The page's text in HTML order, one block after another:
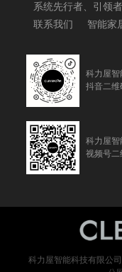
系统先行者、引领者
联系我们
智能家
科力屋智
抖音二维
科力屋智
视频号二
科力屋智能科技有限公